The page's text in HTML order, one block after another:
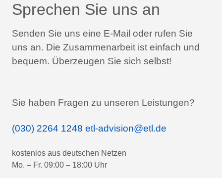
Sprechen Sie uns an
Senden Sie uns eine E-Mail oder rufen Sie
uns an. Die Zusammenarbeit ist einfach und
bequem. Überzeugen Sie sich selbst!
Sie haben Fragen zu unseren Leistungen?
(030) 2264 1248 etl-advision@etl.de
kostenlos aus deutschen Netzen
Mo. – Fr. 09:00 – 18:00 Uhr